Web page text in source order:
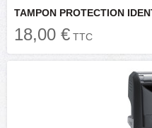
TAMPON PROTECTION
18,00 € TTC